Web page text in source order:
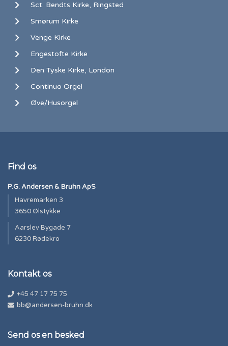
Sct. Bendts Kirke, Ringsted
Smørum Kirke
Venge Kirke
Engestofte Kirke
Den Tyske Kirke, London
Continuo Orgel
Øve/Husorgel
Find os
P.G. Andersen & Bruhn ApS
Havremarken 3
3650 Ølstykke
Aarslev Bygade 7
6230 Rødekro
Kontakt os
+45 47 17 75 75
bb@andersen-bruhn.dk
Send os en besked